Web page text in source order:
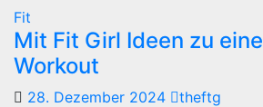
Fit
Mit Fit Girl Ideen zu
Workout
28. Dezember 2024
theftg